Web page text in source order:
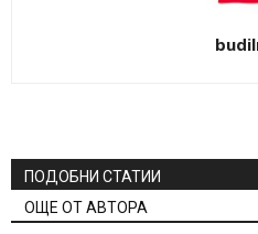
ПОДОБНИ СТАТИИ
ОЩЕ ОТ АВТОРА